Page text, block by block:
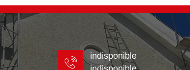
indisponible